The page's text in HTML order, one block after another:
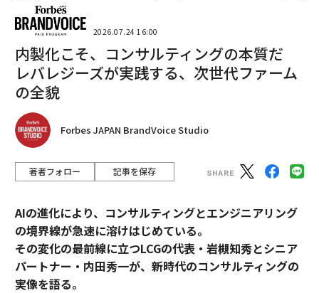
2026.07.24 16:00
内製化こそ、コンサルティングの本質だ
レバレジーズが実践する、次世代ファーム
の全貌
Forbes JAPAN BrandVoice Studio
著者フォロー 記事を保存
AIの進化により、コンサルティングとエンジニアリング
の境界線が急速に溶けはじめている。
その変化の最前線に立つLCGの代表・岩槻知秀とシニア
パートナー・内田秀一が、新時代のコンサルティングの
実像を語る。